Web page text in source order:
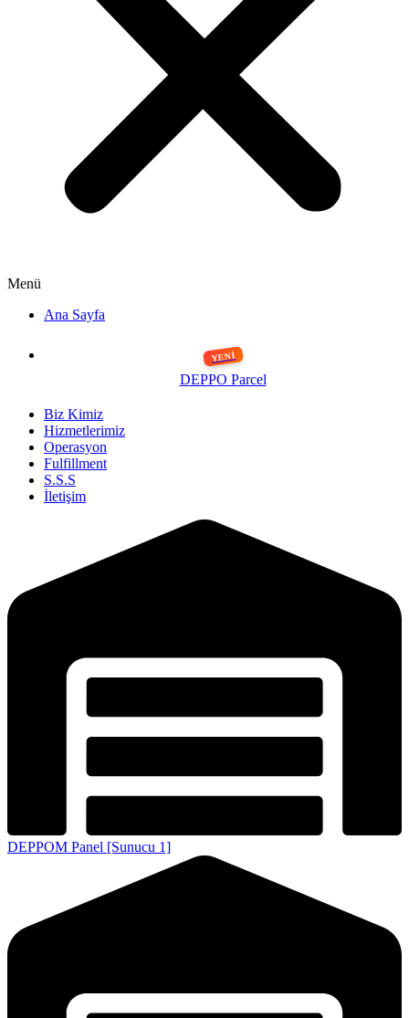
Menü
Ana Sayfa
DEPPO Parcel
Biz Kimiz
Hizmetlerimiz
Operasyon
Fulfillment
S.S.S
İletişim
DEPPOM Panel [Sunucu 1]